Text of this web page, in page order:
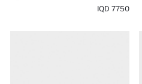
7750 IQD